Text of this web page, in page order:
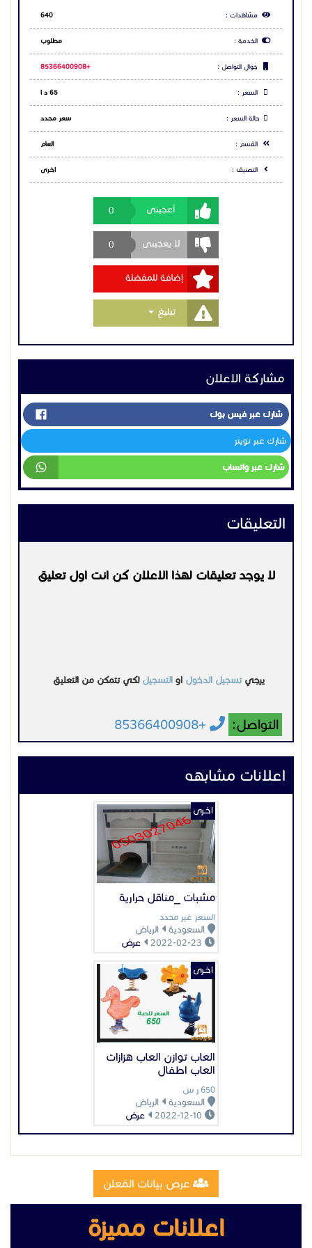
مشاهدات : 640
الخدمة : مطلوب
جوال التواصل : +85366400908
السعر : 65 د ا
حالة السعر : سعر محدد
القسم : العام
التصنيف : اخـرى
أعجبنى 0
لا يعجبنى 0
إضافة للمفضلة
تبليغ Toggle Dropdown
مشاركة الاعلان
شارك عبر فيس بوك
شارك عبر تويتر
شارك عبر واتساب
التعليقات
لا يوجد تعليقات لهذا الاعلان كن انت اول تعليق
يرجيتسجيل الدخول او التسجيل لكي تتمكن من التعليق
التواصل: +85366400908
اعلانات مشابهه
مشبات _مناقل حرارية
السعر غير محدد
السعودية
الرياض
عرض
اخـرى
العاب توازن العاب هزازات
العاب اطفال
650 ر س
السعودية
الرياض
عرض
اخـرى
عرض بيانات المُعلن
اعلانات مميزة